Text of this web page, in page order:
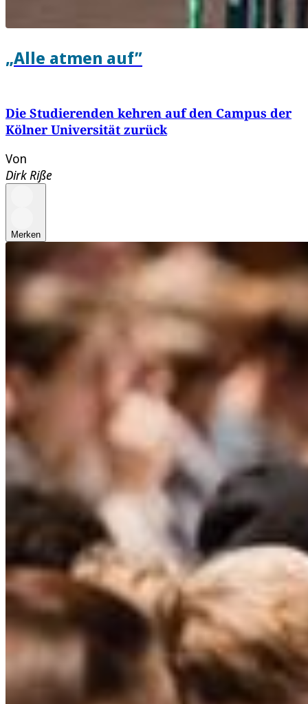
„Alle atmen auf”
Die Studierenden kehren auf den Campus der
Kölner Universität zurück
Von
Dirk Riße
Merken